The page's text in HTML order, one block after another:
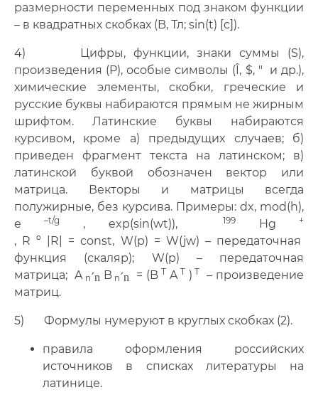
размерности переменных под знаком функции
– в квадратных скобках (B, Тл; sin(t) [c]).
4) Цифры, функции, знаки суммы (S),
произведения (P), особые символы (Î, $, " и др.),
химические элементы, скобки, греческие и
русские буквы набираются прямым не жирным
шрифтом. Латинские буквы набираются
курсивом, кроме а) предыдущих случаев; б)
приведен фрагмент текста на латинском; в)
латинской буквой обозначен вектор или
матрица. Векторы и матрицы всегда
полужирные, без курсива. Примеры: dx, mod(h),
e –t/g , exp(sin(wt)), 199 Hg +
, R º |R| = const, W(p) = W(jw) – передаточная
функция (скаляр); W(p) – передаточная
матрица; An´n Bn´n = (B T A T ) T
– произведение
матриц.
5) Формулы нумеруют в круглых скобках (2).
правила оформления российских
источников в списках литературы на
латинице.